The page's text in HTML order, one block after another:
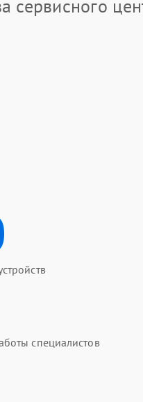
сервисного
специалистов